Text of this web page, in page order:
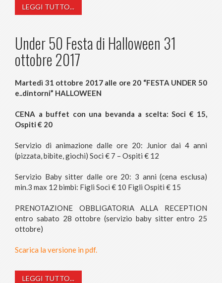
LEGGI TUTTO...
Under 50 Festa di Halloween 31
ottobre 2017
Martedì 31 ottobre 2017 alle ore 20 “FESTA UNDER 50
e..dintorni” HALLOWEEN
CENA a buffet con una bevanda a scelta: Soci € 15,
Ospiti € 20
Servizio di animazione dalle ore 20: Junior dai 4 anni
(pizzata, bibite, giochi) Soci € 7 – Ospiti € 12
Servizio Baby sitter dalle ore 20: 3 anni (cena esclusa)
min.3 max 12 bimbi: Figli Soci € 10 Figli Ospiti € 15
PRENOTAZIONE OBBLIGATORIA ALLA RECEPTION
entro sabato 28 ottobre (servizio baby sitter entro 25
ottobre)
Scarica la versione in pdf.
LEGGI TUTTO...